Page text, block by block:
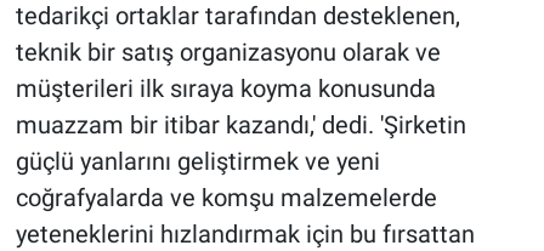
tedarikçi ortaklar tarafından desteklenen,
teknik bir satış organizasyonu olarak ve
müşterileri ilk sıraya koyma konusunda
muazzam bir itibar kazandı,' dedi. 'Şirketin
güçlü yanlarını geliştirmek ve yeni
coğrafyalarda ve komşu malzemelerde
yeteneklerini hızlandırmak için bu fırsattan